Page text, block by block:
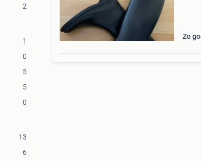
2
1
0
5
5
0
13
6
Zo